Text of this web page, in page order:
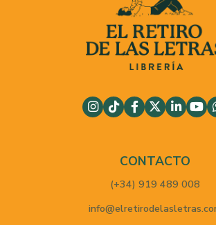
CONTACTO
(+34) 919 489 008